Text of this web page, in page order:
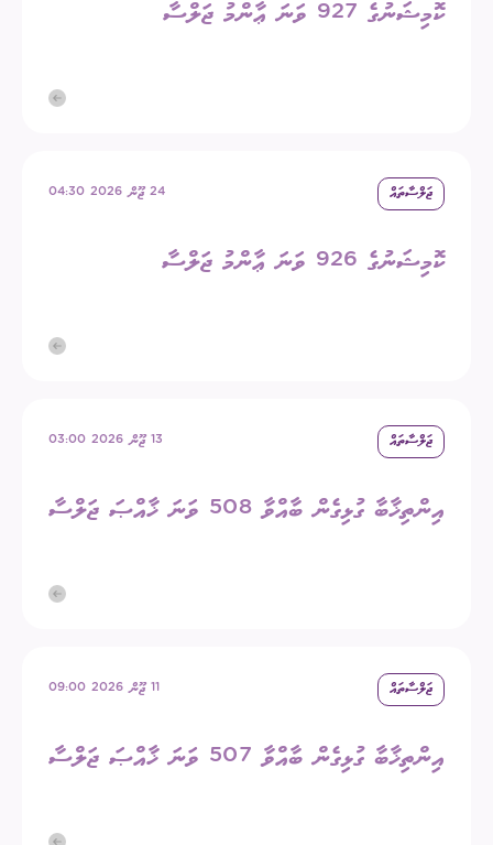
ކޮމިޝަނުގެ 927 ވަނަ ޢާންމު ޖަލްސާ
ޖަލްސާތައް 24 ޖޫން 2026 04:30
ކޮމިޝަނުގެ 926 ވަނަ ޢާންމު ޖަލްސާ
ޖަލްސާތައް 13 ޖޫން 2026 03:00
އިންތިޚާބާ ގުޅިގެން ބާއްވާ 508 ވަނަ ޚާއްޞަ ޖަލްސާ
ޖަލްސާތައް 11 ޖޫން 2026 09:00
އިންތިޚާބާ ގުޅިގެން ބާއްވާ 507 ވަނަ ޚާއްޞަ ޖަލްސާ